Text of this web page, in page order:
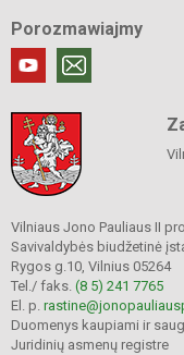
Porozmawiajmy
Vilniaus Jono Pauliaus II
Savivaldybės biudžetinė
Rygos g.10, Vilnius 05264
Tel./ faks. (8 5) 241 7765
El. p.
Duomenys kaupiami ir
Juridinių asmenų registre